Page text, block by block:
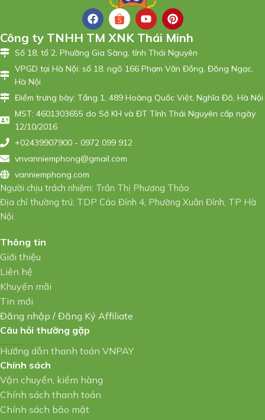
Công ty TNHH TM XNK Thái Minh
Số 18, tổ 2, Phường Gia Sàng, tỉnh Thái Nguyên
VPGD tại Hà Nội: số 18, ngõ 166 Phạm Văn Đồng, Đông Ngạc,
Hà Nội
Điểm trưng bày: Tầng 1, 489 Hoàng Quốc Việt, Nghĩa Đô, Hà Nội
MST: 4601303655 do Sở KH và ĐT Tỉnh Thái Nguyên cấp ngày
12/10/2016
+02439907900 - 0972 099 912
vnvanniemphong@gmail.com
vanniemphong.com
Người chịu trách nhiệm: Trần Thị Phương Thảo
Địa chỉ thường trú: TDP Cáo Đỉnh 4, Phường Xuân Đỉnh, TP Hà
Nội
Thông tin
Giới thiệu
Liên hệ
Khuyến mãi
Tin mới
Đăng nhập / Đăng Ký Affiliate
Câu hỏi thường gặp
Hướng dẫn thanh toán VNPAY
Chính sách
Vận chuyển, kiểm hàng
Chính sách thanh toán
Chính sách bảo mật